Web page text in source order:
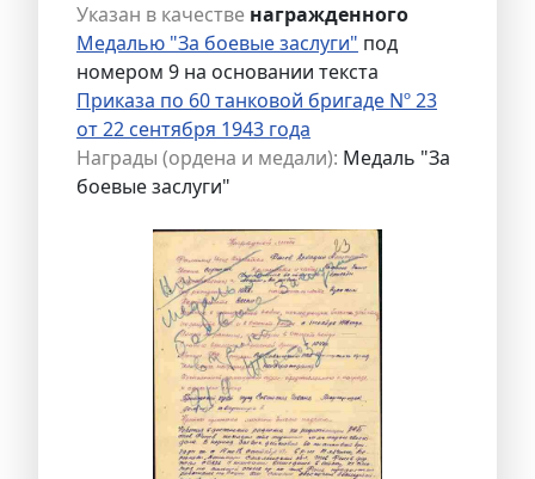
Указан в качестве награжденного
Медалью "За боевые заслуги" под
номером 9 на основании текста
Приказа по 60 танковой бригаде Nº 23
от 22 сентября 1943 года
Награды (ордена и медали): Медаль "За
боевые заслуги"